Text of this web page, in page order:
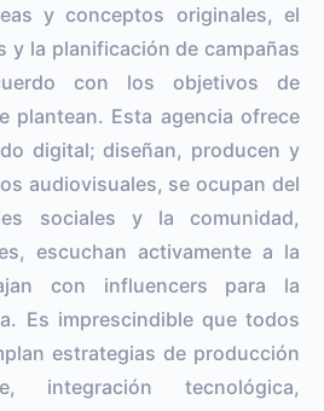
y conceptos originales, el
y la planificación de campañas
con los objetivos de
plantean. Esta agencia ofrece
digital; diseñan, producen y
audiovisuales, se ocupan del
sociales y la comunidad,
escuchan activamente a la
con influencers para la
Es imprescindible que todos
estrategias de producción
integración tecnológica,